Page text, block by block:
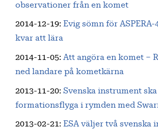
observationer från en komet
2014-12-19: Evig sömn för
kvar att lära
2014-11-05: Att angöra en komet –
ned landare på kometkärna
2013-11-20: Svenska instrument ska
formationsflyga i rymden med
2013-02-21: ESA väljer två svenska